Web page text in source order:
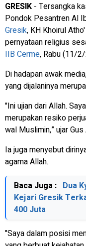
GRESIK - Tersangka
Pondok Pesantren Al
Gresik, KH Khoirul
pernyataan religius
IIB Cerme, Rabu (11/
Di hadapan awak
yang dijalaninya
"Ini ujian dari Allah.
merupakan resiko
wal Muslimin,” ujar Gus
Ia juga menyebut
agama Allah.
Baca Juga : Dua
Kejari Gresik
400 Juta
"Saya dalam posisi